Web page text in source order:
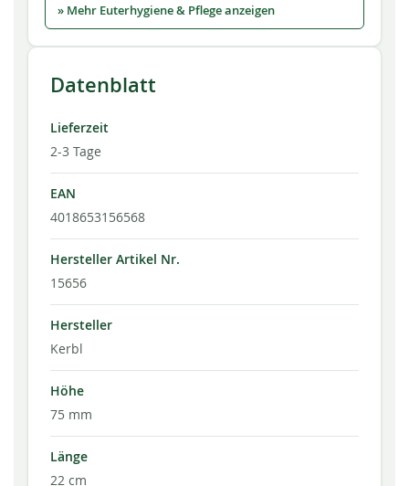
» Mehr Euterhygiene & Pflege anzeigen
Datenblatt
Lieferzeit
2-3 Tage
EAN
4018653156568
Hersteller Artikel Nr.
15656
Hersteller
Kerbl
Höhe
75 mm
Länge
22 cm